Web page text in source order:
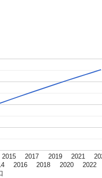
2015
2016
2017
2018
2019
2020
2021
2022